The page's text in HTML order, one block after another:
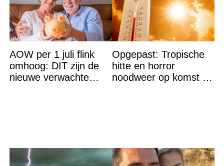
AOW per 1 juli flink
omhoog: DIT zijn de
nieuwe verwachte
Opgepast: Tropische
hitte en horror
noodweer op komst –